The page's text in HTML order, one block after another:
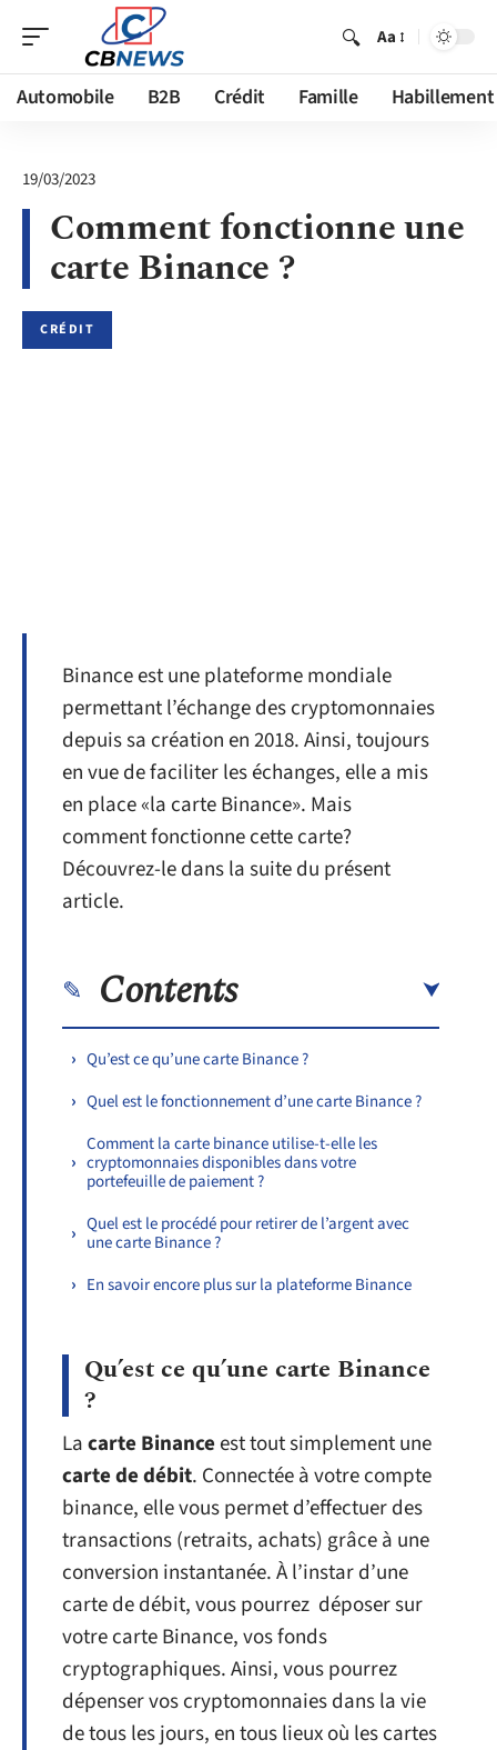
Aa
Automobile B2B Crédit Famille Habillement
19/03/2023
Comment fonctionne une
carte Binance ?
CRÉDIT
Binance est une plateforme mondiale
permettant l’échange des cryptomonnaies
depuis sa création en 2018. Ainsi, toujours
en vue de faciliter les échanges, elle a mis
en place «la carte Binance». Mais
comment fonctionne cette carte?
Découvrez-le dans la suite du présent
article.
Contents
Qu’est ce qu’une carte Binance ?
Quel est le fonctionnement d’une carte Binance ?
Comment la carte binance utilise-t-elle les
cryptomonnaies disponibles dans votre
portefeuille de paiement ?
Quel est le procédé pour retirer de l’argent avec
une carte Binance ?
En savoir encore plus sur la plateforme Binance
Qu’est ce qu’une carte Binance
?
Lacarte Binanceest tout simplement une
carte de débit. Connectée à votre compte
binance, elle vous permet d’effectuer des
transactions (retraits, achats) grâce à une
conversion instantanée. À l’instar d’une
carte de débit, vous pourrez déposer sur
votre carte Binance, vos fonds
cryptographiques. Ainsi, vous pourrez
dépenser vos cryptomonnaies dans la vie
de tous les jours, en tous lieux où les cartes